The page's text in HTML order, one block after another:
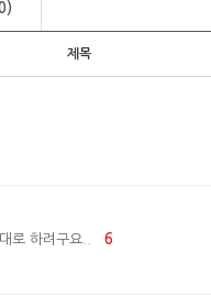
제목
로 하려구요.. 6